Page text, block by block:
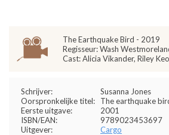
The Earthquake Bird - 2019
Regisseur: Wash
Cast: Alicia Vikander, Riley
Schrijver:
Susanna Jones
Oorspronkelijke titel:
The earthquake
Eerste uitgave:
2001
ISBN/EAN:
9789023453697
Uitgever:
Cargo